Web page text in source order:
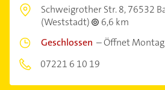
Schweigrother Str. 8,76532
(Weststadt)
6,6 km
Geschlossen –Öffnet
07221 6 10 19